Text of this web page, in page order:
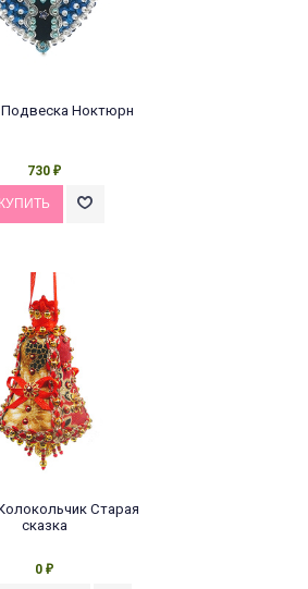
Подвеска Ноктюрн
730 ₽
Старая
сказка
0 ₽